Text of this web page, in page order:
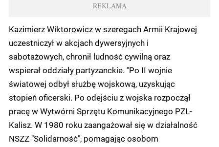
REKLAMA
Kazimierz Wiktorowicz w szeregach Armii Krajowej
uczestniczył w akcjach dywersyjnych i
sabotażowych, chronił ludność cywilną oraz
wspierał oddziały partyzanckie. "Po II wojnie
światowej odbył służbę wojskową, uzyskując
stopień oficerski. Po odejściu z wojska rozpoczął
pracę w Wytwórni Sprzętu Komunikacyjnego PZL-
Kalisz. W 1980 roku zaangażował się w działalność
NSZZ "Solidarność", pomagając osobom